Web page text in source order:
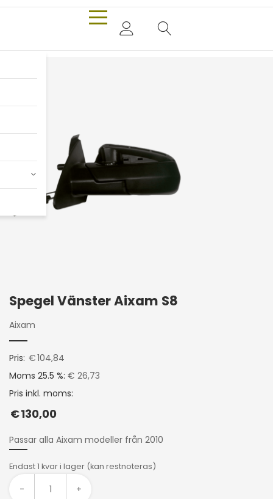
Spegel Vänster Aixam S8
Aixam
Pris: €104,84
Moms 25.5 %: € 26,73
Pris inkl. moms:
€130,00
Passar alla Aixam modeller från 2010
Endast 1 kvar i lager (kan restnoteras)
- +